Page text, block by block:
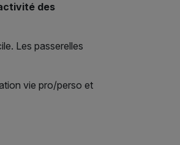
des
Les passerelles
vie pro/perso et